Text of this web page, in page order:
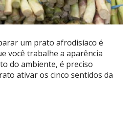
um prato afrodisíaco é
você trabalhe a aparência
do ambiente, é preciso
ativar os cinco sentidos da